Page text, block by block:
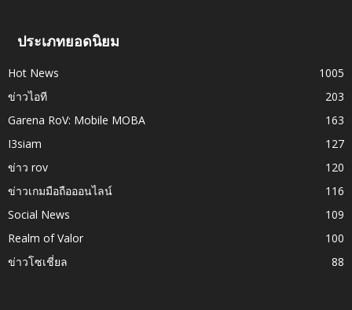
ประเภทยอดนิยม
Hot News
1005
ข่าวไอที
203
Garena RoV: Mobile MOBA
163
I3siam
127
ข่าว rov
120
ข่าวเกมมือถือออนไลน์
116
Social News
109
Realm of Valor
100
ข่าวโซเชี่ยล
88